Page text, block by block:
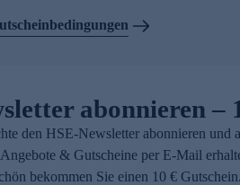
abonnieren –
den HSE-Newsletter abonnieren und
& Gutscheine per E-Mail
bekommen Sie einen 10 €